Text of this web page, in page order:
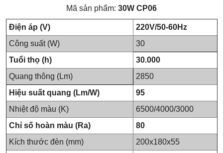
Mã sản phẩm: 30W CP06
Điện áp (V)
220V/50-60Hz
Công suất (W)
30
Tuổi thọ (h)
30.000
Quang thông (Lm)
2850
Hiệu suất quang (Lm/W)
95
Nhiệt độ màu (K)
6500/4000/3000
Chỉ số hoàn màu (Ra)
80
Kích thước đèn (mm)
200x180x55